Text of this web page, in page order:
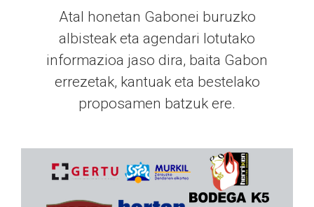
Atal honetan Gabonei buruzko
albisteak eta agendari lotutako
informazioa jaso dira, baita Gabon
errezetak, kantuak eta bestelako
proposamen batzuk ere.